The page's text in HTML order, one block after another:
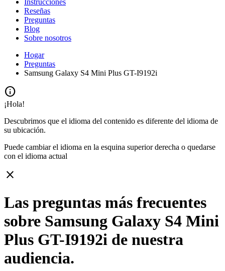
Instrucciones
Reseñas
Preguntas
Blog
Sobre nosotros
Hogar
Preguntas
Samsung Galaxy S4 Mini Plus GT-I9192i
info
¡Hola!
Descubrimos que el idioma del contenido es diferente del idioma de
su ubicación.
Puede cambiar el idioma en la esquina superior derecha o quedarse
con el idioma actual
close
Las preguntas más frecuentes
sobre Samsung Galaxy S4 Mini
Plus GT-I9192i de nuestra
audiencia.